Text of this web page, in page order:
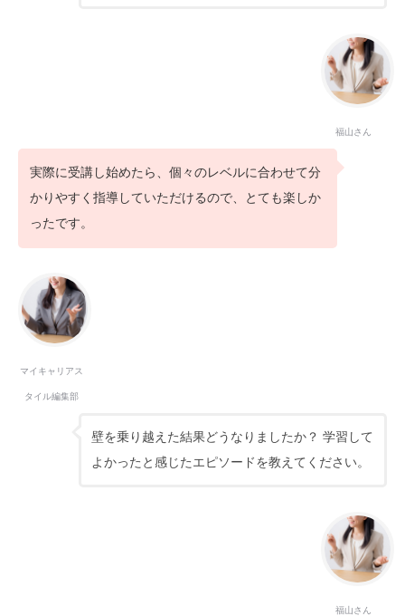
福山さん
実際に受講し始めたら、個々のレベルに合わせて分
かりやすく指導していただけるので、とても楽しか
ったです。
マイキャリアス
タイル編集部
壁を乗り越えた結果どうなりましたか？ 学習して
よかったと感じたエピソードを教えてください。
福山さん